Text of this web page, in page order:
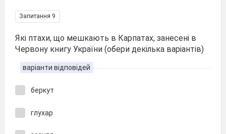
Запитання 9
Які птахи, що мешкають в Карпатах, занесені в
Червону книгу України (обери декілька варіантів)
варіанти відповідей
беркут
глухар